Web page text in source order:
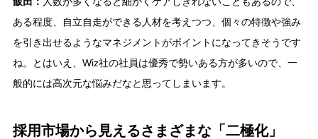
ある程度、自立自走ができる人材を考えつつ、個々の特徴や強み
を引き出せるようなマネジメントがポイントになってきそうです
ね。とはいえ、Wiz社の社員は優秀で勢いある方が多いので、一
般的には高次元な悩みだなと思ってしまいます。
採用市場から見えるさまざまな「二極化」